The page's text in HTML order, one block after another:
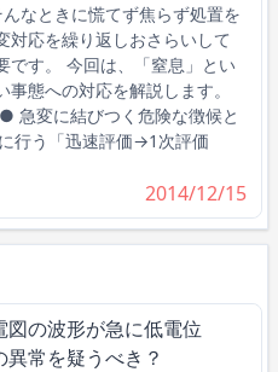
なときに慌てず焦らず処置を
対応を繰り返しおさらいして
です。 今回は、「窒息」とい
事態への対応を解説します。
● 急変に結びつく危険な徴候と
行う「迅速評価→1次評価
2014/12/15
図の波形が急に低電位
常を疑うべき？